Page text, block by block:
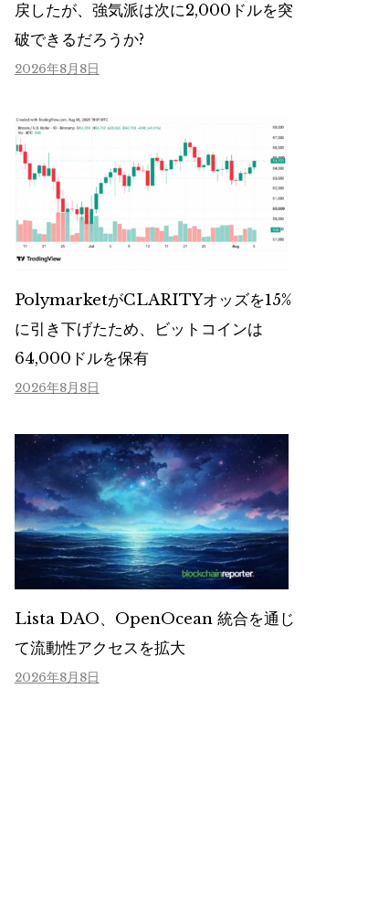
戻したが、強気派は次に2,000ドルを突
破できるだろうか?
2026年8月8日
PolymarketがCLARITYオッズを15%
に引き下げたため、ビットコインは
64,000ドルを保有
2026年8月8日
Lista DAO、OpenOcean 統合を通じ
て流動性アクセスを拡大
2026年8月8日